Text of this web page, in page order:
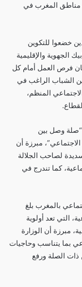
مناطق المغرب في
خضعوا للتكوين
الجهوية والإقليمية
فرص العمل أمام كل
الشباب الراغب في
المنظم،
“صلة وصل بين
مبرزة أن
لصاحب الجلالة
كما تندرج في
بالمغرب بلغ
التي تعد أولوية
مبرزة أن الوزارة
بما يتناسب وحاجيات
الصلة ورفع